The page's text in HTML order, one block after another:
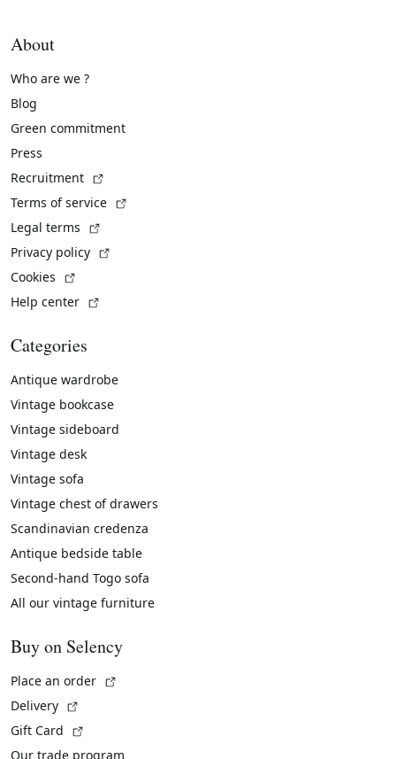
About
Who are we ?
Blog
Green commitment
Press
Recruitment
Terms of service
Legal terms
Privacy policy
Cookies
Help center
Categories
Antique wardrobe
Vintage bookcase
Vintage sideboard
Vintage desk
Vintage sofa
Vintage chest of drawers
Scandinavian credenza
Antique bedside table
Second-hand Togo sofa
All our vintage furniture
Buy on Selency
Place an order
Delivery
Gift Card
Our trade program